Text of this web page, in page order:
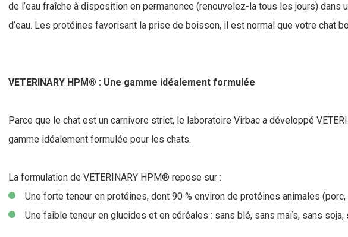
de l’eau fraîche à disposition en permanence (renouvelez-la tous les jours) dans
d’eau. Les protéines favorisant la prise de boisson, il est normal que votre chat
VETERINARY HPM® : Une gamme idéalement formulée
Parce que le chat est un carnivore strict, le laboratoire Virbac a développé
gamme idéalement formulée pour les chats.
La formulation de VETERINARY HPM® repose sur :
Une forte teneur en protéines, dont 90 % environ de protéines animales
Une faible teneur en glucides et en céréales : sans blé, sans maïs, sans soja,